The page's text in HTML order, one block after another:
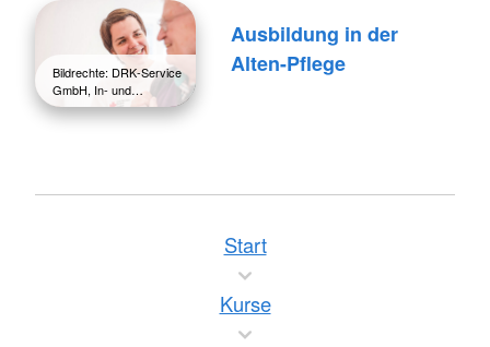
Bildrechte: DRK-Service
GmbH, In- und…
Ausbildung in der
Alten-Pflege
Start
Kurse